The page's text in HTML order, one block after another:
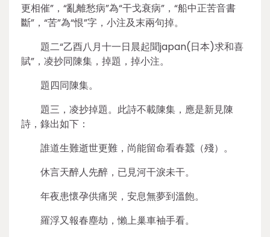
更相催”，“亂離愁病”為“干戈衰病”，“船中正苦音書
斷”，“苦”為“恨”字，小注及末兩句掉。
題二“乙酉八月十一日晨起聞japan(日本)求和喜
賦”，凌抄同陳集，掉題，掉小注。
題四同陳集。
題三，凌抄掉題。此詩不載陳集，應是新見陳
詩，錄出如下：
誰道生難逝世更難，尚能留命看春蠶（殘）。
休言天醉人先醉，已見河干淚未干。
年夜患懷孕供痛哭，安息無夢到溫飽。
羅浮又報春塵劫，懶上巢車袖手看。